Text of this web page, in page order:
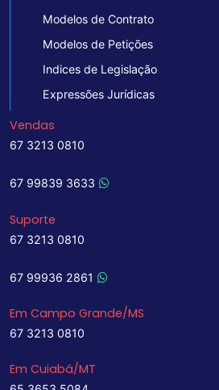
Modelos de Contrato
Modelos de Petições
Indices de Legislação
Expressões Jurídicas
Vendas
67 3213 0810
67 99839 3633
Suporte
67 3213 0810
67 99936 2861
Em Campo Grande/MS
67 3213 0810
Em Cuiabá/MT